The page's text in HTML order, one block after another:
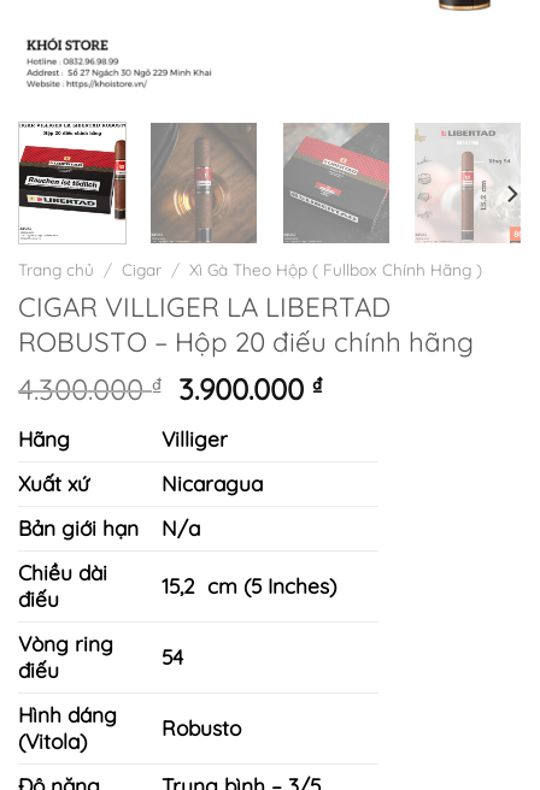
Trang chủ / Cigar / Xì Gà Theo Hộp ( Fullbox Chính Hãng )
CIGAR VILLIGER LA LIBERTAD
ROBUSTO – Hộp 20 điếu chính hãng
4.300.000₫
Giá
là:
4.300.000 ₫.
3.900.000₫Giá
Hãng
Villiger
Xuất xứ
Nicaragua
Bản giới hạn
N/a
Chiều dài
điếu
15,2 cm (5 Inches)
Vòng ring
điếu
54
Hình dáng
(Vitola)
Robusto